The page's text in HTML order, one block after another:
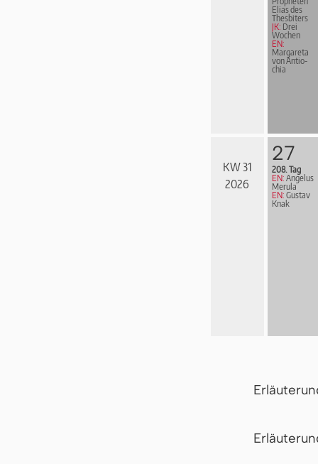
Elias des
Thesbiters
JK: Drei
Wochen
EN:
Margareta
von An­ti­o­
chia
KW 31
2026
27
208. Tag
EN: Angelus
Merula
EN: Gustav
Knak